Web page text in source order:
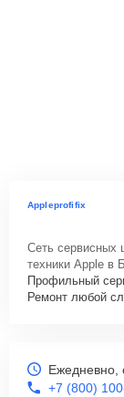
Appleprofifix
Сеть сервисных
техники Apple в
Профильный
Ремонт любой
Ежедневно,
+7 (800)